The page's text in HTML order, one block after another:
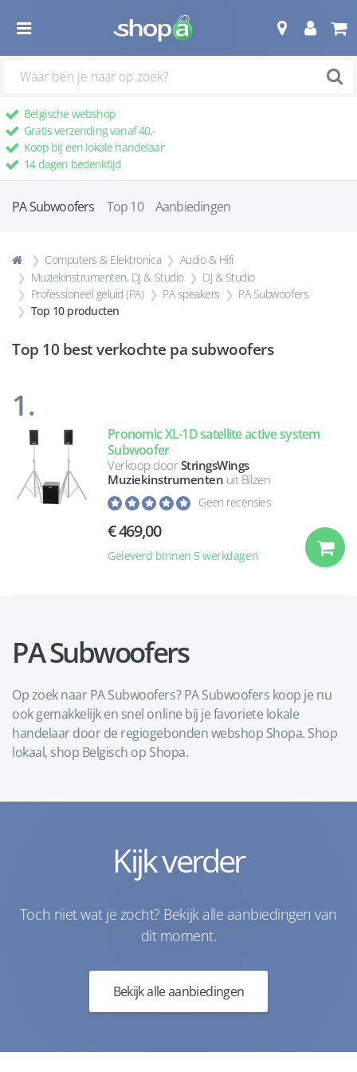
Belgische webshop
Gratis verzending vanaf 40,-
Koop bij een lokale handelaar
14 dagen bedenktijd
PA Subwoofers Top 10 Aanbiedingen
Computers & Elektronica
Audio & Hifi
Muziekinstrumenten, DJ & Studio
DJ & Studio
Professioneel geluid (PA)
PA speakers
PA Subwoofers
Top 10 producten
Top 10 best verkochte pa subwoofers
1.
Pronomic XL-1D satellite active system
Subwoofer
Verkoop doorStringsWings
Muziekinstrumenten uit Bilzen
Geen recensies
€ 469,00
Geleverd binnen 5 werkdagen
PA Subwoofers
Op zoek naar PA Subwoofers? PA Subwoofers koop je nu
ook gemakkelijk en snel online bij je favoriete lokale
handelaar door de regiogebonden webshop Shopa. Shop
lokaal, shop Belgisch op Shopa.
Kijk verder
Toch niet wat je zocht? Bekijk alle aanbiedingen van
dit moment.
Bekijk alle aanbiedingen